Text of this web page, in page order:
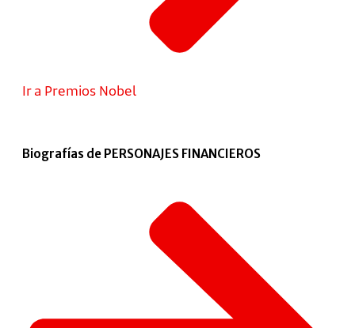
Ir a Premios Nobel
Biografías de PERSONAJES FINANCIEROS